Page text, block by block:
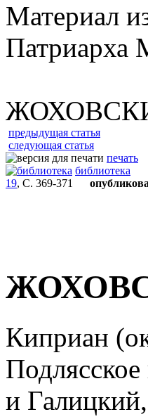
Материал
Патриарха
предыдущая статья
следующая статья
печать
библиотека
19, С. 369-371
Киприан
и